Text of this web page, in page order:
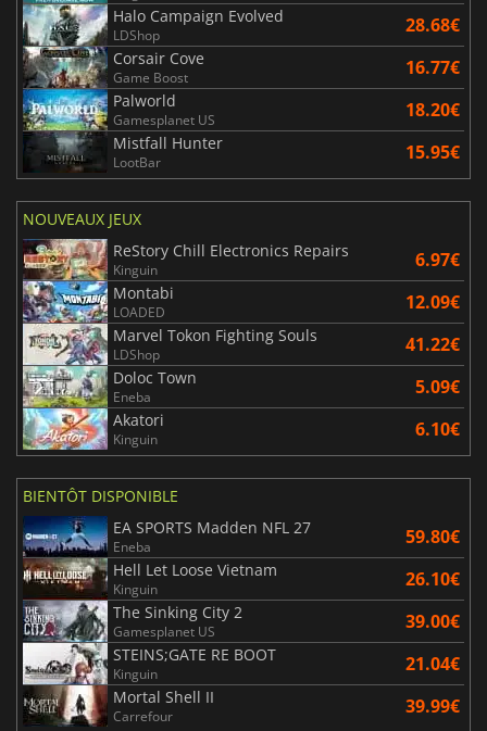
Halo Campaign Evolved
LDShop 28.68€
Corsair Cove
Game Boost 16.77€
Palworld
Gamesplanet US 18.20€
Mistfall Hunter
LootBar 15.95€
NOUVEAUX JEUX
ReStory Chill Electronics Repairs
Kinguin 6.97€
Montabi
LOADED 12.09€
Marvel Tokon Fighting Souls
LDShop 41.22€
Doloc Town
Eneba 5.09€
Akatori
Kinguin 6.10€
BIENTÔT DISPONIBLE
EA SPORTS Madden NFL 27
Eneba 59.80€
Hell Let Loose Vietnam
Kinguin 26.10€
The Sinking City 2
Gamesplanet US 39.00€
STEINS;GATE RE BOOT
Kinguin 21.04€
Mortal Shell II
Carrefour 39.99€